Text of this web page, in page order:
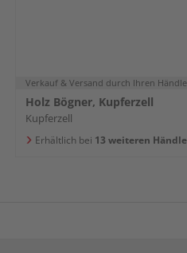
Verkauf & Versand durch Ihren
Holz Bögner, Kupferzell
Kupferzell
Erhältlich bei 13 weiteren